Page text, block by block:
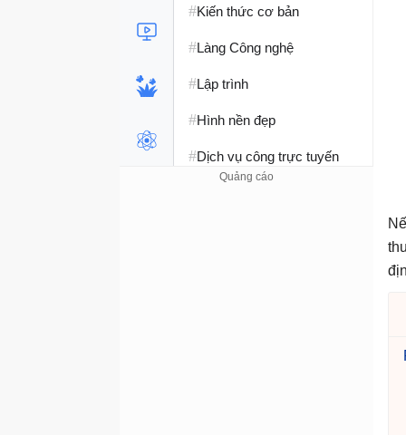
#Kiến thức cơ bản
#Làng Công nghệ
#Lập trình
#Hình nền đẹp
#Dịch vụ công trực tuyến